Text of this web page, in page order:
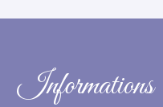
Informations